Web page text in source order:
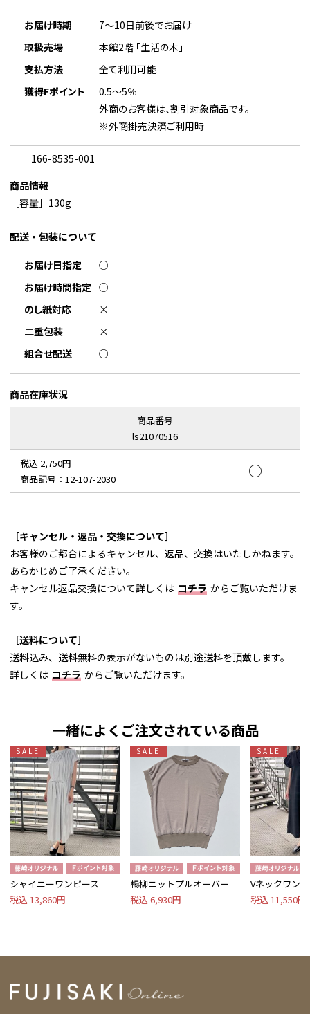
お届け時期
7～10日前後でお届け
取扱売場
本館2階 「生活の木」
支払方法
全て利用可能
獲得Fポイント
0.5～5％
外商のお客様は、割引対象商品です。
※外商掛売決済ご利用時
166-8535-001
商品情報
［容量］130g
配送・包装について
お届け日指定
○
お届け時間指定 ○
のし紙対応
×
二重包装
×
組合せ配送
○
商品在庫状況
商品番号
ls21070516
税込 2,750円
商品記号：12-107-2030
○
［キャンセル・返品・交換について］
お客様のご都合によるキャンセル、返品、交換はいたしかねます。
あらかじめご了承ください。
キャンセル返品交換について詳しくは コチラ からご覧いただけま
す。
［送料について］
送料込み、送料無料の表示がないものは別途送料を頂戴します。
詳しくは コチラ からご覧いただけます。
一緒によくご注文されている商品
SALE
シャイニーワンピース
税込 13,860円
SALE
楊柳ニットプルオーバー
税込 6,930円
SALE
Vネックワン
税込 11,550円